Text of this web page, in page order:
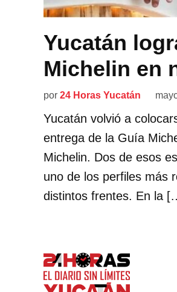
Yucatán
Michelin en
por 24 Horas Yucatán
Yucatán volvió a
entrega de la Guía
Michelin. Dos de esos
uno de los perfiles más
distintos frentes. En la